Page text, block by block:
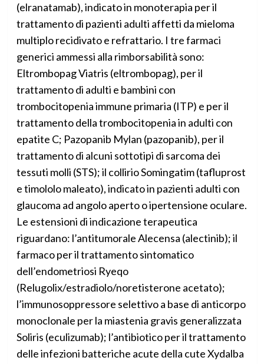
(elranatamab), indicato in monoterapia per il
trattamento di pazienti adulti affetti da mieloma
multiplo recidivato e refrattario. I tre farmaci
generici ammessi alla rimborsabilità sono:
Eltrombopag Viatris (eltrombopag), per il
trattamento di adulti e bambini con
trombocitopenia immune primaria (ITP) e per il
trattamento della trombocitopenia in adulti con
epatite C; Pazopanib Mylan (pazopanib), per il
trattamento di alcuni sottotipi di sarcoma dei
tessuti molli (STS); il collirio Somingatim (tafluprost
e timololo maleato), indicato in pazienti adulti con
glaucoma ad angolo aperto o ipertensione oculare.
Le estensioni di indicazione terapeutica
riguardano: l’antitumorale Alecensa (alectinib); il
farmaco per il trattamento sintomatico
dell’endometriosi Ryeqo
(Relugolix/estradiolo/noretisterone acetato);
l’immunosoppressore selettivo a base di anticorpo
monoclonale per la miastenia gravis generalizzata
Soliris (eculizumab); l’antibiotico per il trattamento
delle infezioni batteriche acute della cute Xydalba